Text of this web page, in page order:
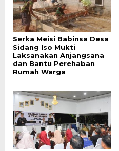
Serka Meisi Babinsa Desa
Sidang Iso Mukti
Laksanakan Anjangsana
dan Bantu Perehaban
Rumah Warga